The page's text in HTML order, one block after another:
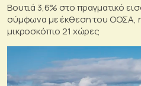
Βουτιά 3,6% στο πραγματικό
σύμφωνα με έκθεση του ΟΟΣΑ,
μικροσκόπιο 21 χώρες